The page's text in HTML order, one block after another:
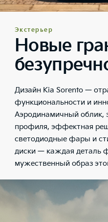
Экстерьер
Новые
Дизайн Kia Sorento —
функциональности и
Аэродинамичный облик,
профиля, эффектная
светодиодные фары и
диски — каждая деталь
мужественный образ